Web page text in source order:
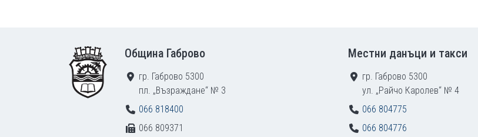
Община Габрово
гр. Габрово 5300
пл. „Възраждане“ № 3
066 818400
066 809371
Местни данъци и такси
гр. Габрово 5300
ул. „Райчо Каролев“ № 4
066 804775
066 804776